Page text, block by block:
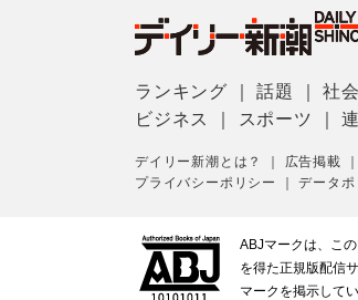
ランキング ｜話題 ｜社会
ビジネス
スポーツ ｜
デイリー新潮とは？ 広告掲載
プライバシーポリシー
｜データポ
ABJマークは、こ
を得た正規版配信
マークを掲示して